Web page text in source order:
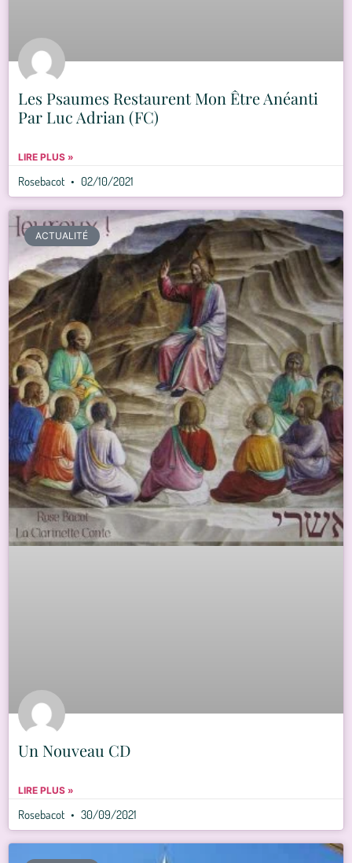
Les Psaumes Restaurent Mon Être Anéanti
Par Luc Adrian (FC)
LIRE PLUS »
Rosebacot 02/10/2021
ACTUALITÉ
Un Nouveau CD
LIRE PLUS »
Rosebacot 30/09/2021